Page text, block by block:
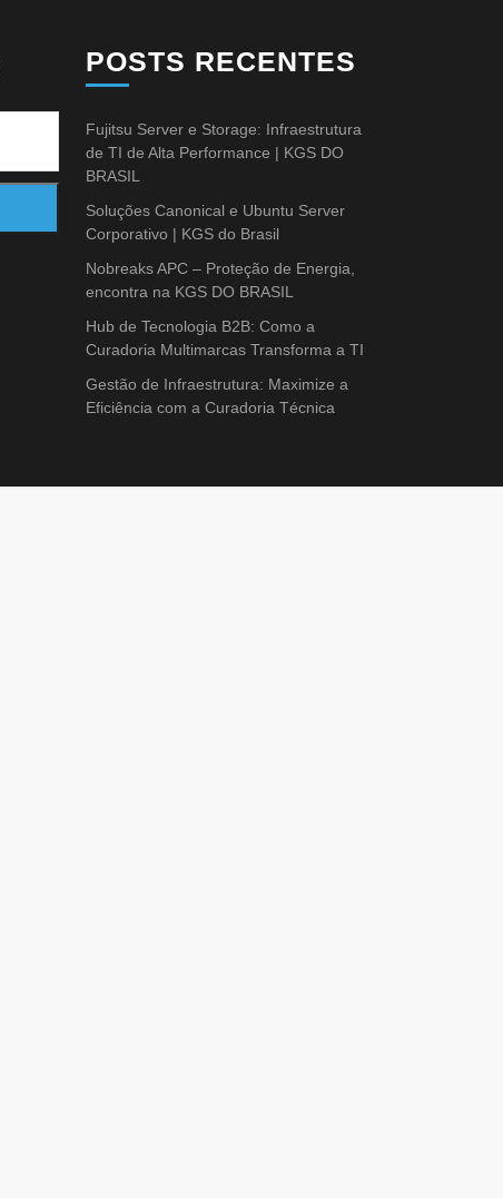
POSTS RECENTES
Fujitsu Server e Storage: Infraestrutura
de TI de Alta Performance | KGS DO
BRASIL
Soluções Canonical e Ubuntu Server
Corporativo | KGS do Brasil
Nobreaks APC – Proteção de Energia,
encontra na KGS DO BRASIL
Hub de Tecnologia B2B: Como a
Curadoria Multimarcas Transforma a TI
Gestão de Infraestrutura: Maximize a
Eficiência com a Curadoria Técnica